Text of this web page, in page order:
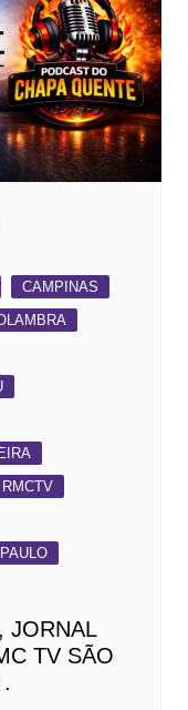
CAMPINAS
RMCTV
JORNAL
TV SÃO